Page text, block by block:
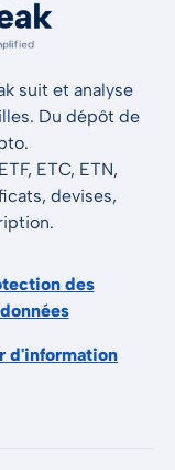
suit et analyse
Du dépôt de
ETC, ETN,
devises,
des
données
d'information